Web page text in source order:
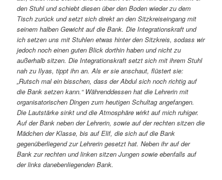
den Stuhl und schiebt diesen über den Boden wieder zu dem
Tisch zurück und setzt sich direkt an den Sitzkreiseingang mit
seinem halben Gewicht auf die Bank. Die Integrationskraft und
ich setzen uns mit Stuhlen etwas hinter den Sitzkreis, sodass wir
jedoch noch einen guten Blick dorthin haben und nicht zu
außerhalb sitzen. Die Integrationskraft setzt sich mit ihrem Stuhl
nah zu Ilyas, tippt ihn an. Als er sie anschaut, flüstert sie:
„Rutsch mal ein bisschen, dass der Abdul sich noch richtig auf
die Bank setzen kann.“ Währenddessen hat die Lehrerin mit
organisatorischen Dingen zum heutigen Schultag angefangen.
Die Lautstärke sinkt und die Atmosphäre wirkt auf mich ruhiger.
Auf der Bank neben der Lehrerin, sowie auf der rechten sitzen die
Mädchen der Klasse, bis auf Elif, die sich auf die Bank
gegenüberliegend zur Lehrerin gesetzt hat. Neben ihr auf der
Bank zur rechten und linken sitzen Jungen sowie ebenfalls auf
der links danebenliegenden Bank.